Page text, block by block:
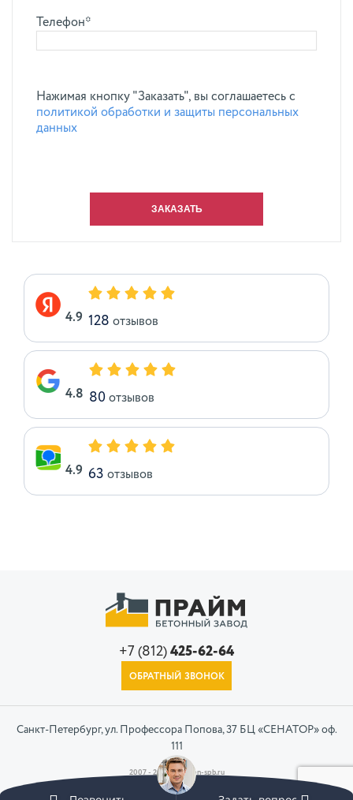
Телефон*
Нажимая кнопку "Заказать", вы соглашаетесь с
политикой обработки и защиты персональных
данных
4.9 128 отзывов
4.8 80 отзывов
4.9 63 отзывов
+7 (812) 425-62-64
ОБРАТНЫЙ ЗВОНОК
Санкт-Петербург, ул. Профессора Попова, 37 БЦ «СЕНАТОР» оф.
111
2007 - 2026 © beton-spb.ru